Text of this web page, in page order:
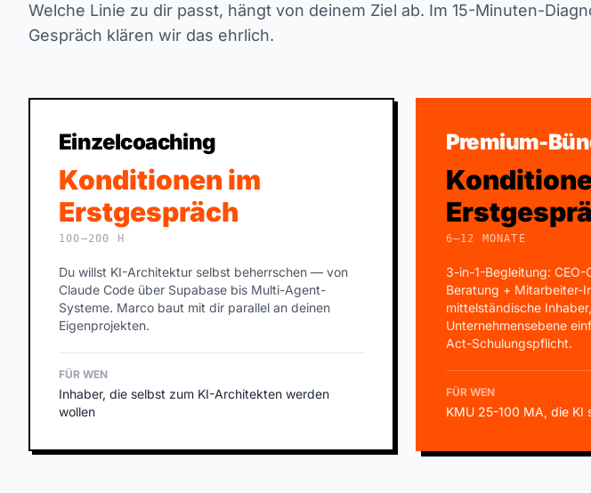
Welche Linie zu dir passt, hängt von deinem Ziel ab. Im 15-Minuten-
Gespräch klären wir das ehrlich.
Einzelcoaching
Konditionen im
Erstgespräch
100–200 H
Du willst KI-Architektur selbst beherrschen — von
Claude Code über Supabase bis Multi-Agent-
Systeme. Marco baut mit dir parallel an deinen
Eigenprojekten.
FÜR WEN
Inhaber, die selbst zum KI-Architekten werden
wollen
Premium-
6–12 MONATE
3-in-1-Begleitung:
Beratung + Mitarbeiter-
mittelständische
Unternehmensebene
Act-Schulungspflicht.
FÜR WEN
KMU 25-100 MA, die KI